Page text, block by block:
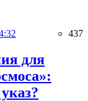
437
для